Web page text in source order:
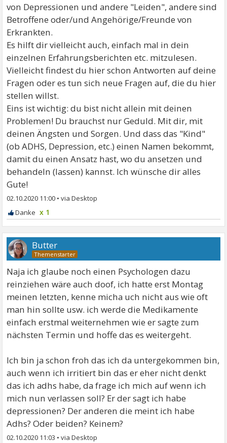
von Depressionen und andere "Leiden", andere sind
Betroffene oder/und Angehörige/Freunde von
Erkrankten.
Es hilft dir vielleicht auch, einfach mal in dein
einzelnen Erfahrungsberichten etc. mitzulesen.
Vielleicht findest du hier schon Antworten auf deine
Fragen oder es tun sich neue Fragen auf, die du hier
stellen willst.
Eins ist wichtig: du bist nicht allein mit deinen
Problemen! Du brauchst nur Geduld. Mit dir, mit
deinen Ängsten und Sorgen. Und dass das "Kind"
(ob ADHS, Depression, etc.) einen Namen bekommt,
damit du einen Ansatz hast, wo du ansetzen und
behandeln (lassen) kannst. Ich wünsche dir alles
Gute!
02.10.2020 11:00 •
x 1
Butter
Naja ich glaube noch einen Psychologen dazu
reinziehen wäre auch doof, ich hatte erst Montag
meinen letzten, kenne micha uch nicht aus wie oft
man hin sollte usw. ich werde die Medikamente
einfach erstmal weiternehmen wie er sagte zum
nächsten Termin und hoffe das es weitergeht.
Ich bin ja schon froh das ich da untergekommen bin,
auch wenn ich irritiert bin das er eher nicht denkt
das ich adhs habe, da frage ich mich auf wenn ich
mich nun verlassen soll? Er der sagt ich habe
depressionen? Der anderen die meint ich habe
Adhs? Oder beiden? Keinem?
02.10.2020 11:03 •